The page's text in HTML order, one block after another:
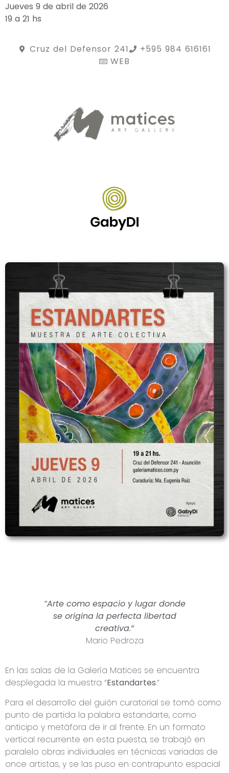
Jueves 9 de abril de 2026
19 a 21 hs
Cruz del Defensor 241
+595 984 616161
WEB
“Arte como espacio y lugar donde
se origina la perfecta libertad
creativa.”
Mario Pedroza
En las salas de la Galería Matices se encuentra
desplegada la muestra “Estandartes.”
Para el desarrollo del guión curatorial se tomó como
punto de partida la palabra estandarte, como
anticipo y metáfora de ir al frente. En un formato
vertical recurrente en esta puesta, se trabajó en
paralelo obras individuales en técnicas variadas de
once artistas, y se las puso en contrapunto espacial